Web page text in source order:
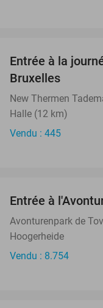
Entrée à la
Bruxelles
New Thermen
Halle (12 km)
Vendu : 445
Entrée à
Avonturenpark de
Hoogerheide
Vendu : 8.754